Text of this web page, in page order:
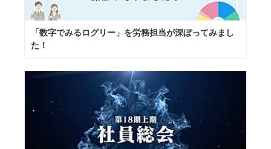
「数字でみるログリー」を労務担当が深ぼってみまし
た！